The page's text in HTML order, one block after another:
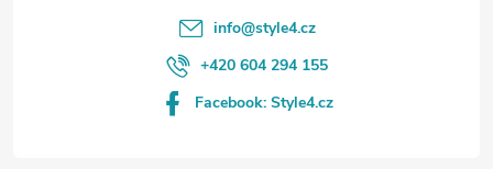
info@style4.cz
+420 604 294 155
Facebook: Style4.cz